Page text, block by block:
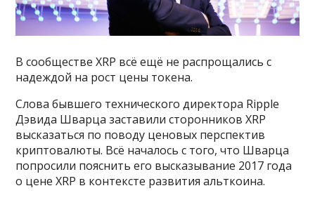
В сообществе XRP всё ещё не распрощались с
надеждой на рост цены токена.
Слова бывшего технического директора Ripple
Дэвида Шварца заставили сторонников XRP
высказаться по поводу ценовых перспектив
криптовалюты. Всё началось с того, что Шварца
попросили пояснить его высказывание 2017 года
о цене XRP в контексте развития альткоина.